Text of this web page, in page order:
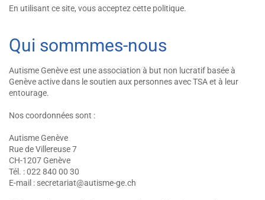
En utilisant ce site, vous acceptez cette politique.
Qui sommmes-nous
Autisme Genève est une association à but non lucratif basée à
Genève active dans le soutien aux personnes avec TSA et à leur
entourage.
Nos coordonnées sont :
Autisme Genève
Rue de Villereuse 7
CH-1207 Genève
Tél. : 022 840 00 30
E-mail : secretariat@autisme-ge.ch